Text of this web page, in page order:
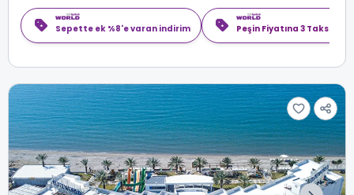
Sepette ek %8'e varan indirim Peşin Fiyatına 3 Taksit